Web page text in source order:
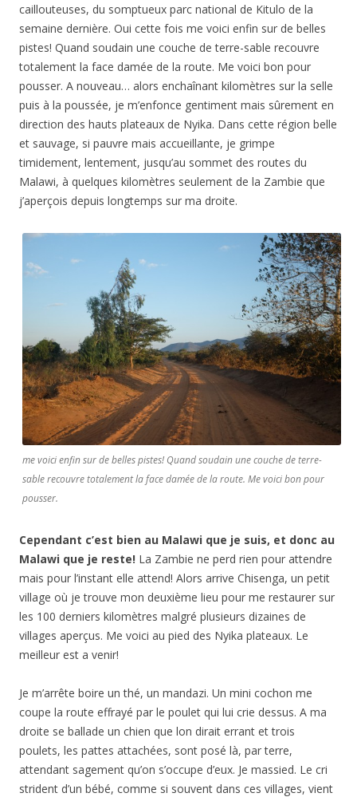
caillouteuses, du somptueux parc national de Kitulo de la
semaine dernière. Oui cette fois me voici enfin sur de belles
pistes! Quand soudain une couche de terre-sable recouvre
totalement la face damée de la route. Me voici bon pour
pousser. A nouveau… alors enchaînant kilomètres sur la selle
puis à la poussée, je m’enfonce gentiment mais sûrement en
direction des hauts plateaux de Nyika. Dans cette région belle
et sauvage, si pauvre mais accueillante, je grimpe
timidement, lentement, jusqu’au sommet des routes du
Malawi, à quelques kilomètres seulement de la Zambie que
j’aperçois depuis longtemps sur ma droite.
me voici enfin sur de belles pistes! Quand soudain une couche de terre-
sable recouvre totalement la face damée de la route. Me voici bon pour
pousser.
Cependant c’est bien au Malawi que je suis, et donc au
Malawi que je reste! La Zambie ne perd rien pour attendre
mais pour l’instant elle attend! Alors arrive Chisenga, un petit
village où je trouve mon deuxième lieu pour me restaurer sur
les 100 derniers kilomètres malgré plusieurs dizaines de
villages aperçus. Me voici au pied des Nyika plateaux. Le
meilleur est a venir!
Je m’arrête boire un thé, un mandazi. Un mini cochon me
coupe la route effrayé par le poulet qui lui crie dessus. A ma
droite se ballade un chien que lon dirait errant et trois
poulets, les pattes attachées, sont posé là, par terre,
attendant sagement qu’on s’occupe d’eux. Je massied. Le cri
strident d’un bébé, comme si souvent dans ces villages, vient